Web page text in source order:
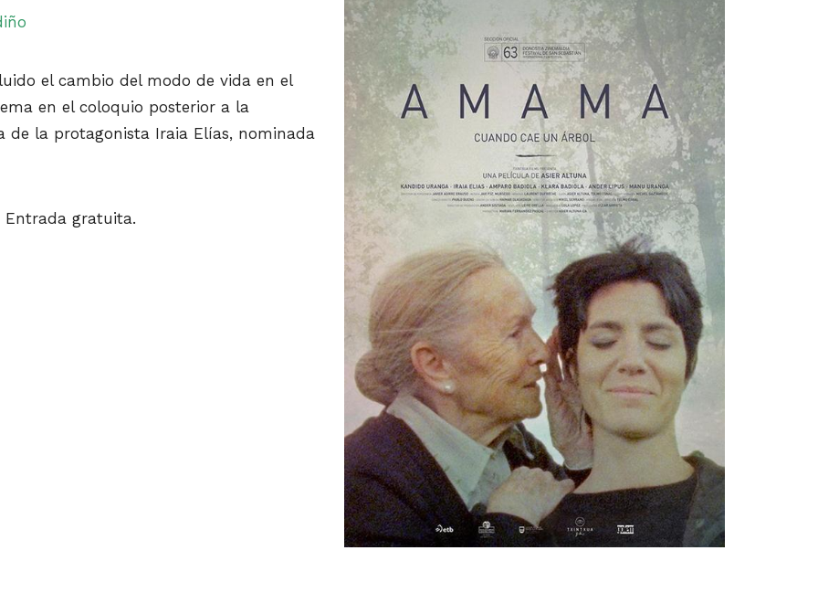
el cambio del modo de vida en el
en el coloquio posterior a la
de la protagonista Iraia Elías, nominada
Entrada gratuita.